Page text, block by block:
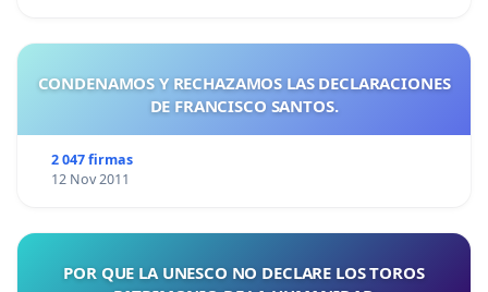
CONDENAMOS Y RECHAZAMOS LAS DECLARACIONES
DE FRANCISCO SANTOS.
2 047 firmas
12 Nov 2011
POR QUE LA UNESCO NO DECLARE LOS TOROS